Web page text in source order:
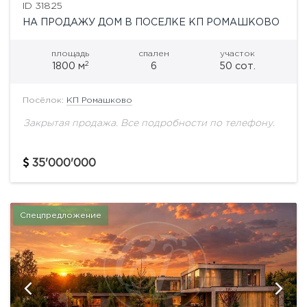
ID 31825
НА ПРОДАЖУ ДОМ В ПОСЕЛКЕ КП РОМАШКОВО
площадь
1800 м2
спален
6
участок
50 сот.
Посёлок: КП Ромашково
Закрытая продажа. Все подробности по телефону.
35'000'000
Спецпредложение